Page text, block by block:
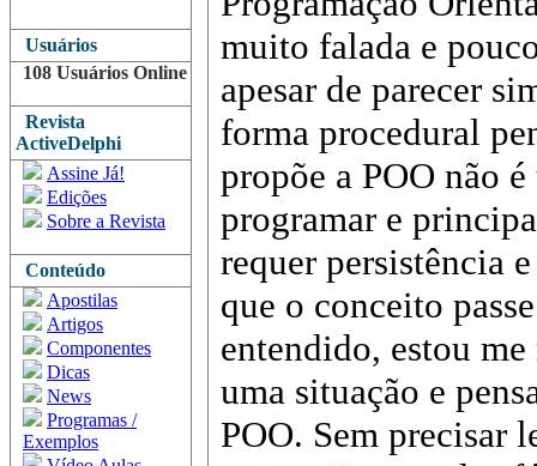
Usuários
108 Usuários Online
Revista
ActiveDelphi
Assine Já!
Edições
Sobre a Revista
Conteúdo
Apostilas
Artigos
Componentes
Dicas
News
Programas /
Exemplos
muito falada e
apesar de parecer
forma procedural
propõe a POO não
programar e
requer persistência
que o conceito
entendido, estou
uma situação e
POO. Sem precisar